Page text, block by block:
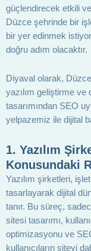
güçlendirecek etkili
Düzce şehrinde bir
bir yer edinmek
doğru adım olacaktır.
Diyaval olarak,
yazılım geliştirme
tasarımından SEO
yelpazemiz ile dijital
1. Yazılım
Konusundaki
Yazılım şirketleri,
tasarlayarak dijital
tanır. Bu süreç,
sitesi tasarımı,
optimizasyonu ve
kullanıcıların siteyi